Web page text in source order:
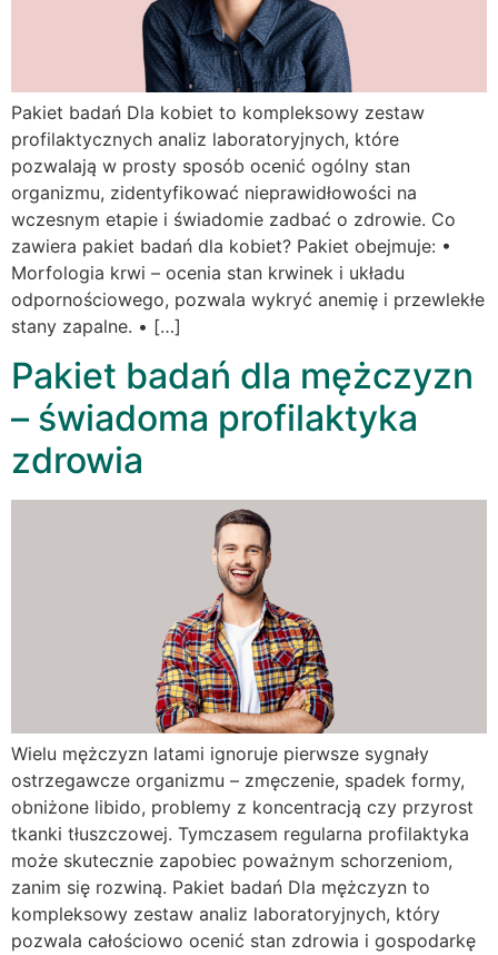
Pakiet badań Dla kobiet to kompleksowy zestaw
profilaktycznych analiz laboratoryjnych, które
pozwalają w prosty sposób ocenić ogólny stan
organizmu, zidentyfikować nieprawidłowości na
wczesnym etapie i świadomie zadbać o zdrowie. Co
zawiera pakiet badań dla kobiet? Pakiet obejmuje: •
Morfologia krwi – ocenia stan krwinek i układu
odpornościowego, pozwala wykryć anemię i przewlekłe
stany zapalne. • […]
Pakiet badań dla mężczyzn
– świadoma profilaktyka
zdrowia
Wielu mężczyzn latami ignoruje pierwsze sygnały
ostrzegawcze organizmu – zmęczenie, spadek formy,
obniżone libido, problemy z koncentracją czy przyrost
tkanki tłuszczowej. Tymczasem regularna profilaktyka
może skutecznie zapobiec poważnym schorzeniom,
zanim się rozwiną. Pakiet badań Dla mężczyzn to
kompleksowy zestaw analiz laboratoryjnych, który
pozwala całościowo ocenić stan zdrowia i gospodarkę